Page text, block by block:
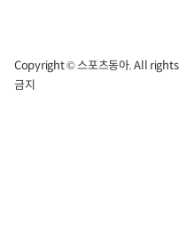
Copyright © 스포츠동아. All rights
금지